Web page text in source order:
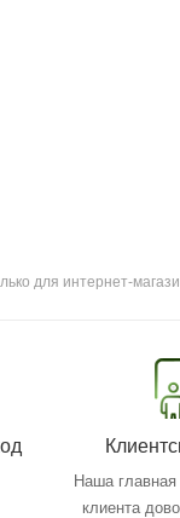
для интернет-
Наша
клиента